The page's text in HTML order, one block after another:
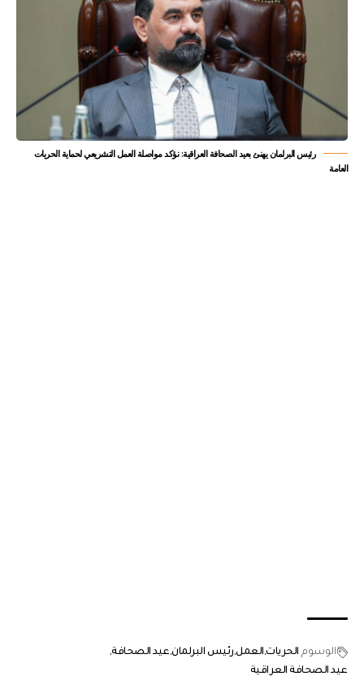
رئيس البرلمان يهنئ بعيد الصحافة العراقية: نؤكد مواصلة العمل التشريعي لحماية الحريات
العامة
الوسوم الحريات العمل رئيس البرلمان عيد الصحافة
عيد الصحافة العراقية